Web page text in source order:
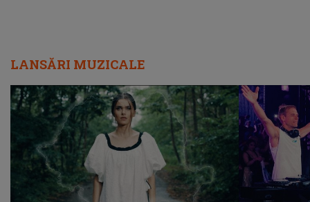
LANSĂRI MUZICALE